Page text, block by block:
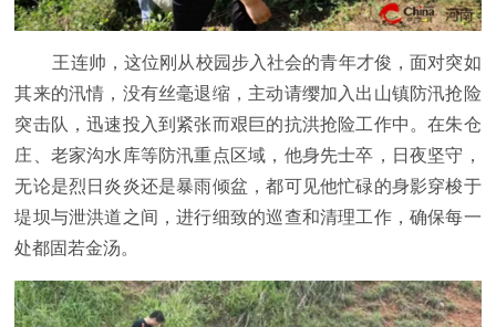
王连帅，这位刚从校园步入社会的青年才俊，面对突如
其来的汛情，没有丝毫退缩，主动请缨加入出山镇防汛抢险
突击队，迅速投入到紧张而艰巨的抗洪抢险工作中。在朱仓
庄、老家沟水库等防汛重点区域，他身先士卒，日夜坚守，
无论是烈日炎炎还是暴雨倾盆，都可见他忙碌的身影穿梭于
堤坝与泄洪道之间，进行细致的巡查和清理工作，确保每一
处都固若金汤。